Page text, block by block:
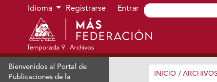
Ir al menú de navegación principal
Ir al contenido principal
Ir al pie de página del sitio
Idioma Registrarse Entrar
Temporada 9 Archivos
Bienvenidos al Portal de
Publicaciones de la
INICIO / ARCHIVOS